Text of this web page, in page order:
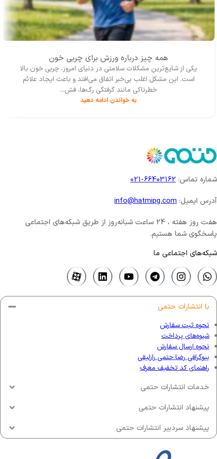
همه چیز درباره ورزش برای چربی خون
یکی از شایع‌ترین مشکلات سلامتی در دنیای امروز، چربی خون بالا
است. این مشکل اغلب بی‌خبر اتفاق می‌افتد و باعث ایجاد علائم
خطرناکی مانند گرفتگی رگ‌ها، فش...
به خواندن ادامه دهید
شماره تماس: 66403162-021
آدرس ایمیل: info@hatmipg.com
هفت روز هفته ، 24 ساعت شبانه‌روز از طریق شبکه‌های اجتماعی
پاسخگوی شما هستیم.
شبکه‌های اجتماعی ما
با انتشارات حتمی
نحوه ثبت سفارش
شیوه‌های پرداخت
نحوه ارسال سفارش
بیوگرافی رضا حتمی رازلیقی
راهنمای کد تخفیف معرف
خدمات انتشارات حتمی
پیشنهاد انتشارات حتمی
پیشنهاد سردبیر انتشارات حتمی